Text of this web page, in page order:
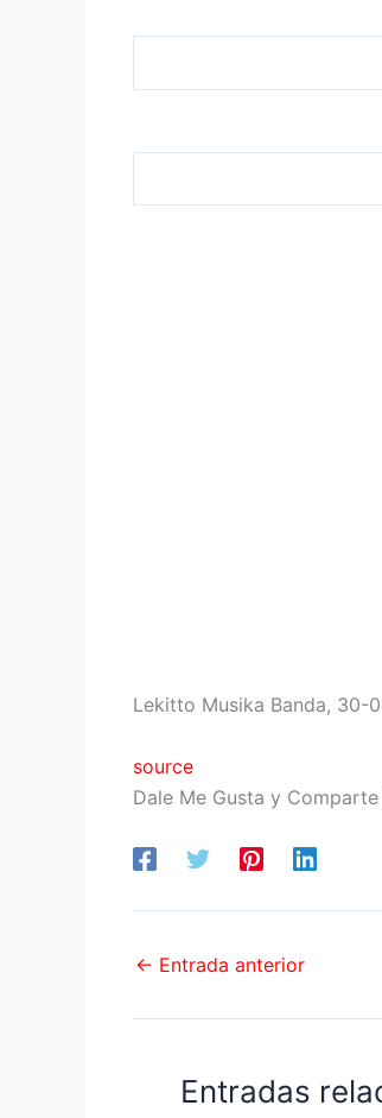
Lekitto Musika Banda, 30-
source
Dale Me Gusta y
← Entrada anterior
Entradas